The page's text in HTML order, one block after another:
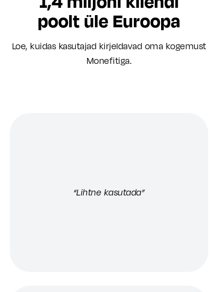
poolt üle Euroopa
Loe, kuidas kasutajad kirjeldavad oma kogemust
Monefitiga.
“Lihtne kasutada”